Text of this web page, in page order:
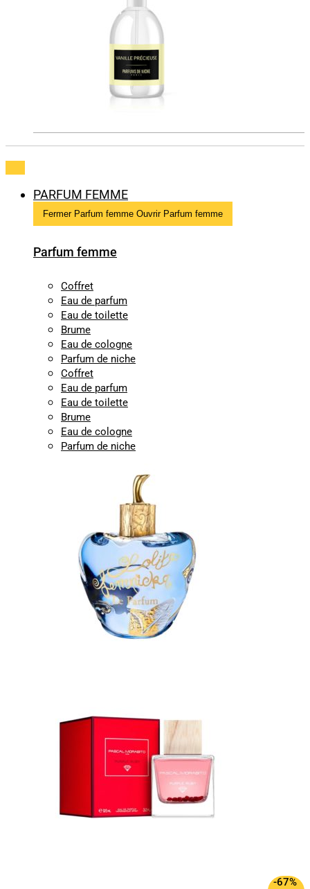
PARFUM FEMME
Fermer Parfum femme Ouvrir Parfum femme
Parfum femme
Coffret
Eau de parfum
Eau de toilette
Brume
Eau de cologne
Parfum de niche
Coffret
Eau de parfum
Eau de toilette
Brume
Eau de cologne
Parfum de niche
-67%